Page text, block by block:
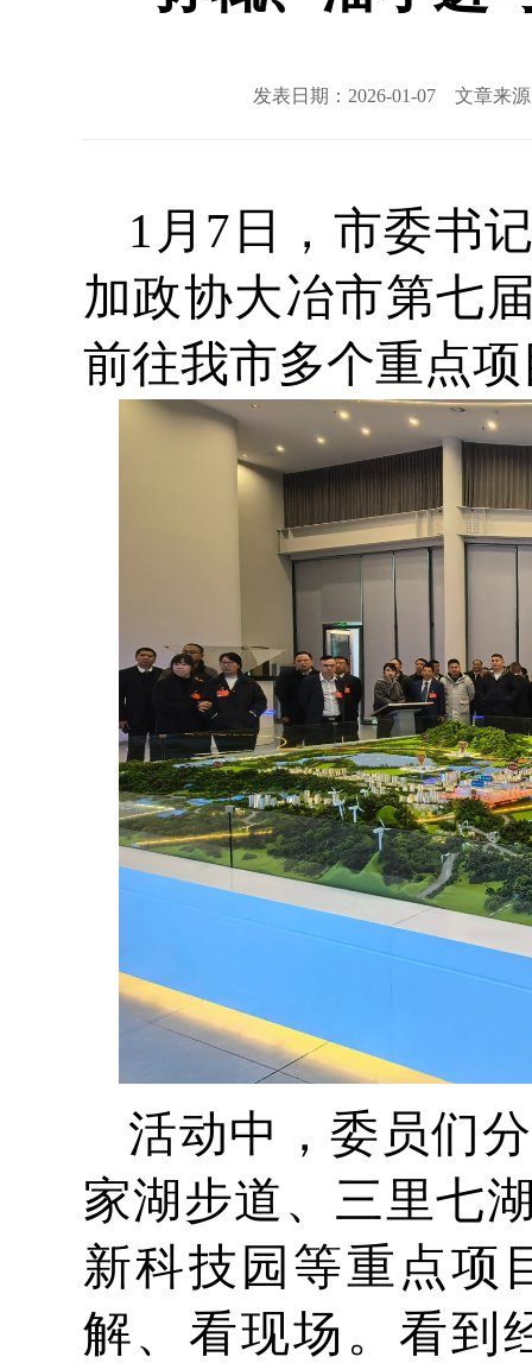
发表日期：2026-01-07 文章来
1月7日，市委书
加政协大冶市第七
前往我市多个重点
活动中，委员们
家湖步道、三里七
新科技园等重点项
解、看现场。看到